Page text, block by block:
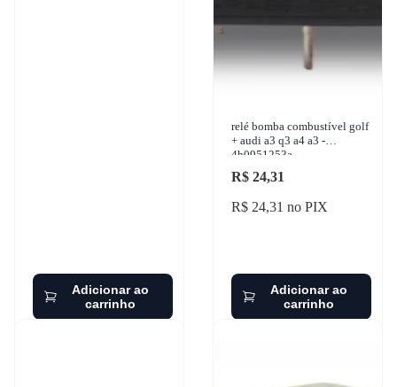
Adicionar ao
carrinho
relé bomba combustível golf
+ audi a3 q3 a4 a3 -
4h0951253a
R$ 24,31
R$ 24,31 no PIX
Adicionar ao
carrinho